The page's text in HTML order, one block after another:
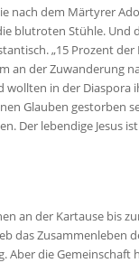
nach dem Märtyrer
blutroten Stühle. Und
„15 Prozent
an der Zuwanderung
wollten in der Diaspora
Glauben gestorben
Der lebendige Jesus
an der Kartause bis
das Zusammenleben
Aber die Gemeinschaft